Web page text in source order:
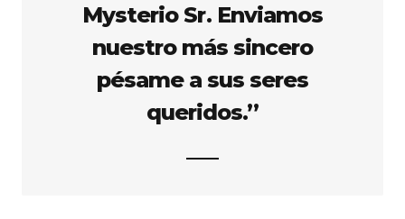
Mysterio Sr.Enviamos
nuestro más sincero
pésame a sus seres
queridos.”